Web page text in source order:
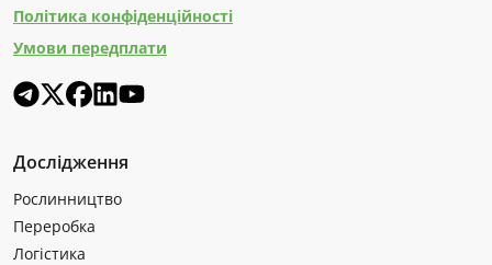
Політика конфіденційності
Умови передплати
Дослідження
Рослинництво
Переробка
Логістика